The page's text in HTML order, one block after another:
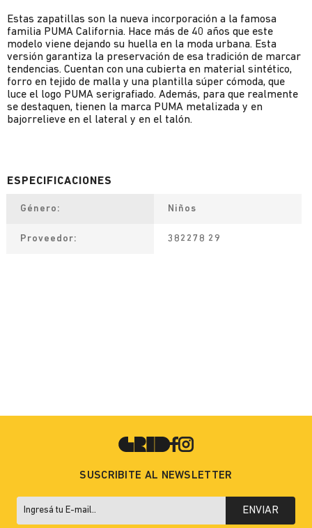
Estas zapatillas son la nueva incorporación a la famosa
familia PUMA California. Hace más de 40 años que este
modelo viene dejando su huella en la moda urbana. Esta
versión garantiza la preservación de esa tradición de marcar
tendencias. Cuentan con una cubierta en material sintético,
forro en tejido de malla y una plantilla súper cómoda, que
luce el logo PUMA serigrafiado. Además, para que realmente
se destaquen, tienen la marca PUMA metalizada y en
bajorrelieve en el lateral y en el talón.
Género Niños
Proveedor 382278 29
SUSCRIBITE AL NEWSLETTER
ENVIAR